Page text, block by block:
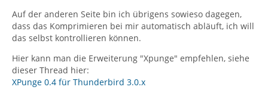
Auf der anderen Seite bin ich übrigens sowieso dagegen,
dass das Komprimieren bei mir automatisch abläuft, ich will
das selbst kontrollieren können.
Hier kann man die Erweiterung "Xpunge" empfehlen, siehe
dieser Thread hier:
XPunge 0.4 für Thunderbird 3.0.x